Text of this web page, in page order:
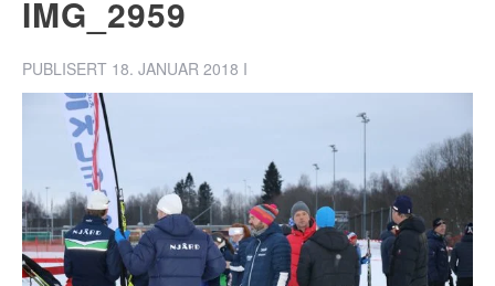
IMG_2959
PUBLISERT 18. JANUAR 2018 I